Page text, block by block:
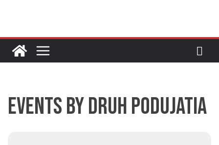
Events by Druh podujatia